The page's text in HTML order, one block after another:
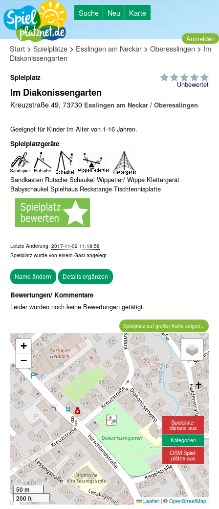
Suche Neu Karte
Anmelden
Start > Spielplätze > Esslingen am Neckar > Oberesslingen > Im
Diakonissengarten
Unbewertet
Spielplatz
Im Diakonissengarten
Kreuzstraße 49, 73730 Esslingen am Neckar / Oberesslingen
Geeignet für Kinder im Alter von 1-16 Jahren.
Spielplatzgeräte
Sandkasten Rutsche Schaukel Wippetier/ Wippe Klettergerät
Babyschaukel Spielhaus Reckstange Tischtennisplatte
Letzte Änderung: 2017-11-02 11:18:58
Spielplatz wurde von einem Gast angelegt.
Bewertungen/ Kommentare
Leider wurden noch keine Bewertungen getätigt.
Spielplatz auf großer Karte zeigen...
+
−
50 m
200 ft
Leaflet |© OpenStreetMap
Spielplatz-
distanz aus
Kategorien
OSM Spiel-
plätze aus